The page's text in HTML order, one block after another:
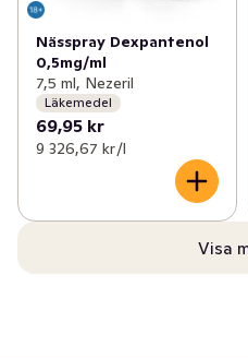
Nässpray Dexpantenol
0,5mg/ml
7,5 ml, Nezeril
Läkemedel
69,95 kr
9 326,67 kr /l
Visa